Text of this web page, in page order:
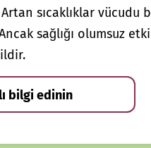
sıcaklıklar vücudu
sağlığı olumsuz
bilgi edinin